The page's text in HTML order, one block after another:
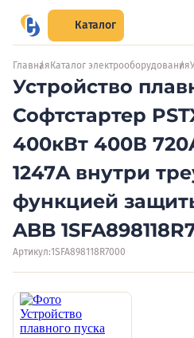
Каталог
Главная Каталог электрооборудования
Устройство
Софтстартер
400кВт 400В
1247A внутри
функцией
ABB
Артикул:1SFA898118R7000